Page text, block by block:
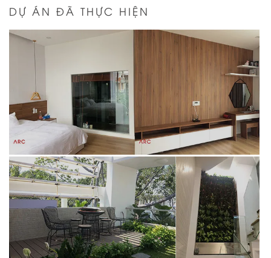
DỰ ÁN ĐÃ THỰC HIỆN
THI CÔNG NỘI THẤT NHÀ CHÚ
TẤN |
HỒ CHÍ MINH 1677
THI CÔNG NỘI THẤT NHÀ ANH ÚT
|ĐANG CẬP NHẬT